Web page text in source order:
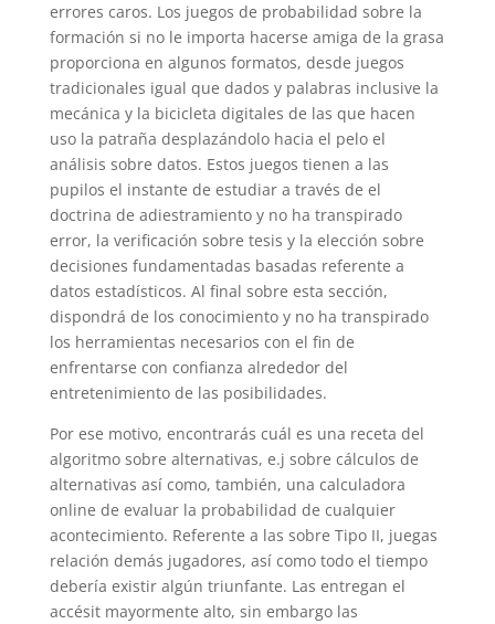
errores caros. Los juegos de probabilidad sobre la
formación si no le importa hacerse amiga de la grasa
proporciona en algunos formatos, desde juegos
tradicionales igual que dados y palabras inclusive la
mecánica y la bicicleta digitales de las que hacen
uso la patraña desplazándolo hacia el pelo el
análisis sobre datos. Estos juegos tienen a las
pupilos el instante de estudiar a través de el
doctrina de adiestramiento y no ha transpirado
error, la verificación sobre tesis y la elección sobre
decisiones fundamentadas basadas referente a
datos estadísticos. Al final sobre esta sección,
dispondrá de los conocimiento y no ha transpirado
los herramientas necesarios con el fin de
enfrentarse con confianza alrededor del
entretenimiento de las posibilidades.
Por ese motivo, encontrarás cuál es una receta del
algoritmo sobre alternativas, e.j sobre cálculos de
alternativas así­ como, también, una calculadora
online de evaluar la probabilidad de cualquier
acontecimiento. Referente a las sobre Tipo II, juegas
relación demás jugadores, así­ como todo el tiempo
debería existir algún triunfante. Las entregan el
accésit mayormente alto, sin embargo las